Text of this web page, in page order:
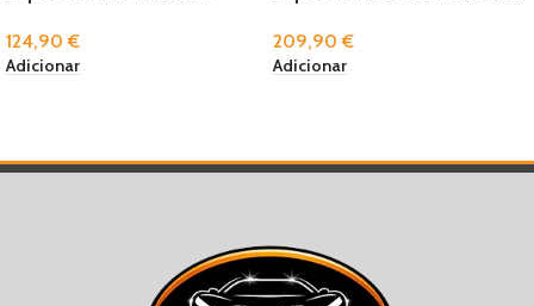
124,90€
Adicionar
209,90€
Adicionar